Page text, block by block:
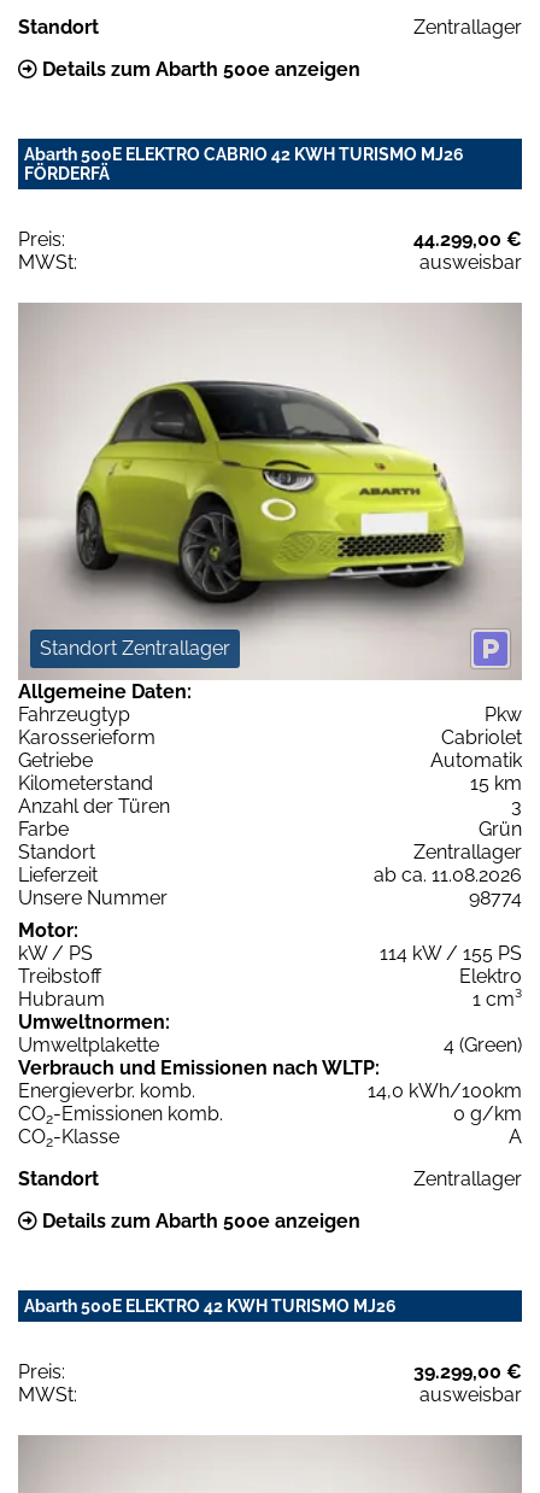
Standort
Zentrallager
Details zum Abarth 500e anzeigen
Abarth 500E ELEKTRO CABRIO 42 KWH TURISMO MJ26
FÖRDERFÄ
Preis:
44.299,00 €
MWSt:
ausweisbar
Standort Zentrallager
Allgemeine Daten:
Fahrzeugtyp
Pkw
Karosserieform
Cabriolet
Getriebe
Automatik
Kilometerstand
15 km
Anzahl der Türen
3
Farbe
Grün
Standort
Zentrallager
Lieferzeit
ab ca. 11.08.2026
Unsere Nummer
98774
Motor:
kW / PS
114 kW / 155 PS
Treibstoff
Elektro
Hubraum
1 cm³
Umweltnormen:
Umweltplakette
4 (Green)
Verbrauch und Emissionen nach WLTP:
Energieverbr. komb.
14,0 kWh/100km
CO2-Emissionen komb.
0 g/km
CO2-Klasse
A
Standort
Zentrallager
Details zum Abarth 500e anzeigen
Abarth 500E ELEKTRO 42 KWH TURISMO MJ26
Preis:
39.299,00 €
MWSt:
ausweisbar